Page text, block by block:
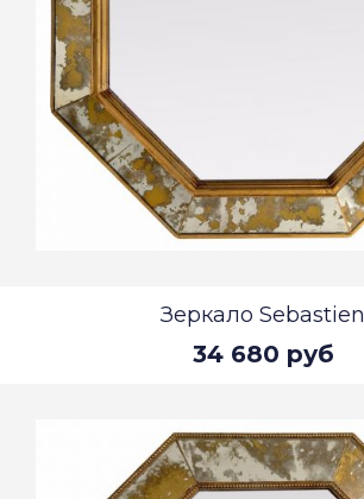
Зеркало Sebastien
34 680 руб